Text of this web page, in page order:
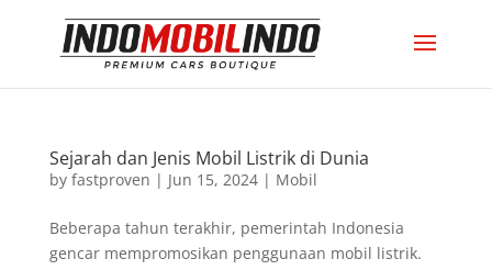
Sejarah dan Jenis Mobil Listrik di Dunia
by fastproven | Jun 15, 2024| Mobil
Beberapa tahun terakhir, pemerintah Indonesia
gencar mempromosikan penggunaan mobil listrik.